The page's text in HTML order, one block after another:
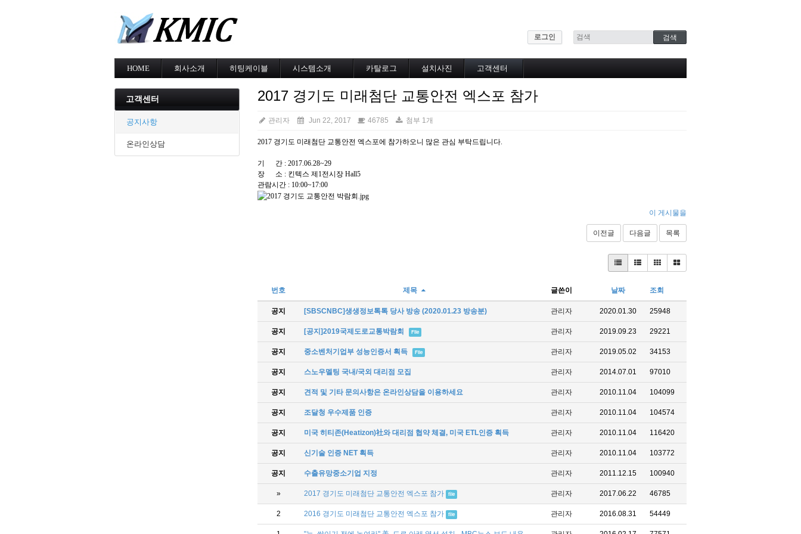
로그인
HOME 회사소개 히팅케이블
스노우멜팅
지붕융설
시스템소개
지붕융설시스템
동파방지
산업용히터
카탈로그 설치사진 고객센터
온라인상담
고객센터
공지사항
온라인상담
2017 경기도 미래첨단 교통안전 엑스포 참가
관리자 Jun 22, 2017 46785 첨부 1개
2017 경기도 미래첨단 교통안전 엑스포에 참가하오니 많은 관심 부탁드립니다.
기 간 : 2017.06.28~29
장 소 : 킨텍스 제1전시장 Hall5
관람시간 : 10:00~17:00
이 게시물을
이전글 다음글 목록
번호 제목 글쓴이 날짜 조회
공지 [SBSCNBC]생생정보톡톡 당사 방송 (2020.01.23 방송분) 관리자 2020.01.30 25948
공지 [공지]2019국제도로교통박람회 File 관리자 2019.09.23 29221
공지 중소벤처기업부 성능인증서 획득 File 관리자 2019.05.02 34153
공지 스노우멜팅 국내/국외 대리점 모집 관리자 2014.07.01 97010
공지 견적 및 기타 문의사항은 온라인상담을 이용하세요 관리자 2010.11.04 104099
공지 조달청 우수제품 인증 관리자 2010.11.04 104574
공지 미국 히티존(Heatizon)社와 대리점 협약 체결, 미국 ETL인증 획득 관리자 2010.11.04 116420
공지 신기술 인증 NET 획득 관리자 2010.11.04 103772
공지 수출유망중소기업 지정 관리자 2011.12.15 100940
» 2017 경기도 미래첨단 교통안전 엑스포 참가 file 관리자 2017.06.22 46785
2 2016 경기도 미래첨단 교통안전 엑스포 참가 file 관리자 2016.08.31 54449